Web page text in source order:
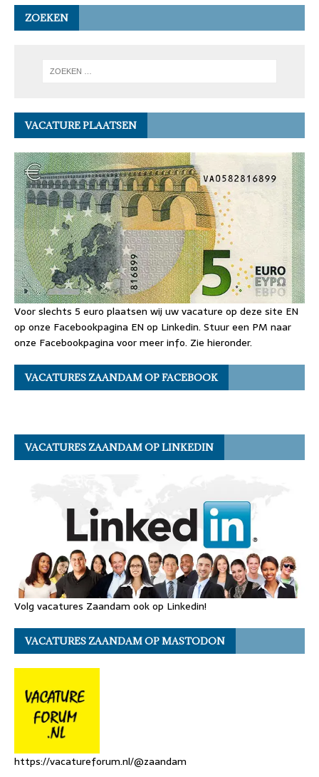
ZOEKEN
VACATURE PLAATSEN
Voor slechts 5 euro plaatsen wij uw vacature op deze site EN
op onze Facebookpagina EN op Linkedin. Stuur een PM naar
onze Facebookpagina voor meer info. Zie hieronder.
VACATURES ZAANDAM OP FACEBOOK
VACATURES ZAANDAM OP LINKEDIN
Volg vacatures Zaandam ook op Linkedin!
VACATURES ZAANDAM OP MASTODON
https://vacatureforum.nl/@zaandam